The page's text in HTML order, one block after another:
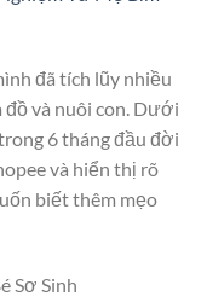
đã tích lũy nhiều
đồ và nuôi con. Dưới
6 tháng đầu đời
và hiển thị rõ
biết thêm mẹo
Sơ Sinh